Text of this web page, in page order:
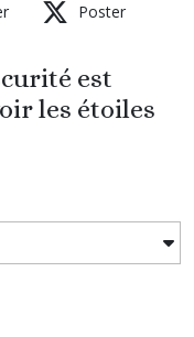
Poster
est
les étoiles